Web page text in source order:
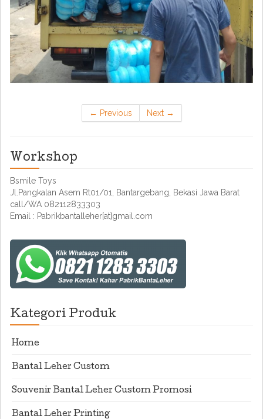
← Previous Next →
Workshop
Bsmile Toys
Jl.Pangkalan Asem Rt01/01, Bantargebang, Bekasi Jawa Barat
call/WA 082112833303
Email : Pabrikbantalleher[at]gmail.com
Kategori Produk
Home
Bantal Leher Custom
Souvenir Bantal Leher Custom Promosi
Bantal Leher Printing